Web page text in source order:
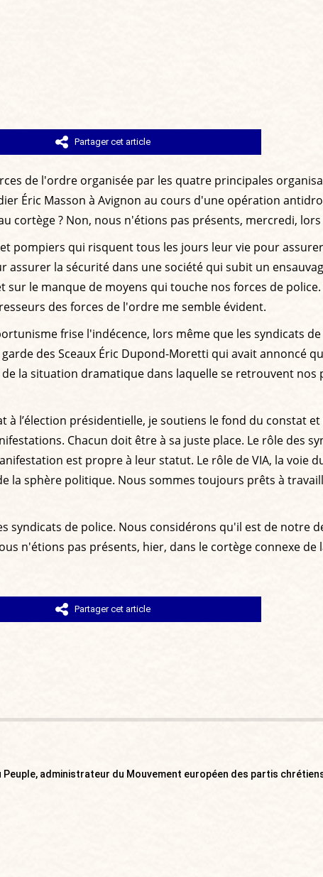
Partager cet article
de l'ordre organisée par les quatre principales
Éric Masson à Avignon au cours d'une opération
cortège ? Non, nous n'étions pas présents, mercredi,
pompiers qui risquent tous les jours leur vie pour
la sécurité dans une société qui subit un
le manque de moyens qui touche nos forces de
des forces de l'ordre me semble évident.
frise l'indécence, lors même que les syndicats
des Sceaux Éric Dupond-Moretti qui avait annoncé
la situation dramatique dans laquelle se retrouvent
l’élection présidentielle, je soutiens le fond du constat
Chacun doit être à sa juste place. Le rôle des
est propre à leur statut. Le rôle de VIA, la voie
la sphère politique. Nous sommes toujours prêts à
syndicats de police. Nous considérons qu'il est de notre
n'étions pas présents, hier, dans le cortège connexe de
Partager cet article
Peuple, administrateur du Mouvement européen des partis